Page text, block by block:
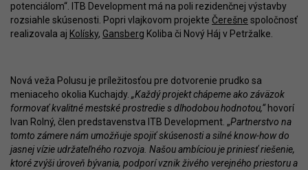
potenciálom“. ITB Development má na poli rezidenčnej výstavby
rozsiahle skúsenosti. Popri vlajkovom projekte Čerešne spoločnosť
realizovala aj Kolísky, Gansberg Koliba či Nový Háj v Petržalke.
Nová veža Polusu je príležitosťou pre dotvorenie prudko sa
meniaceho okolia Kuchajdy. „Každý projekt chápeme ako záväzok
formovať kvalitné mestské prostredie s dlhodobou hodnotou,“hovorí
Ivan Rolný, člen predstavenstva ITB Development. „Partnerstvo na
tomto zámere nám umožňuje spojiť skúsenosti a silné know-how do
jasnej vízie udržateľného rozvoja. Našou ambíciou je priniesť riešenie,
ktoré zvýši úroveň bývania, podporí vznik živého verejného priestoru a